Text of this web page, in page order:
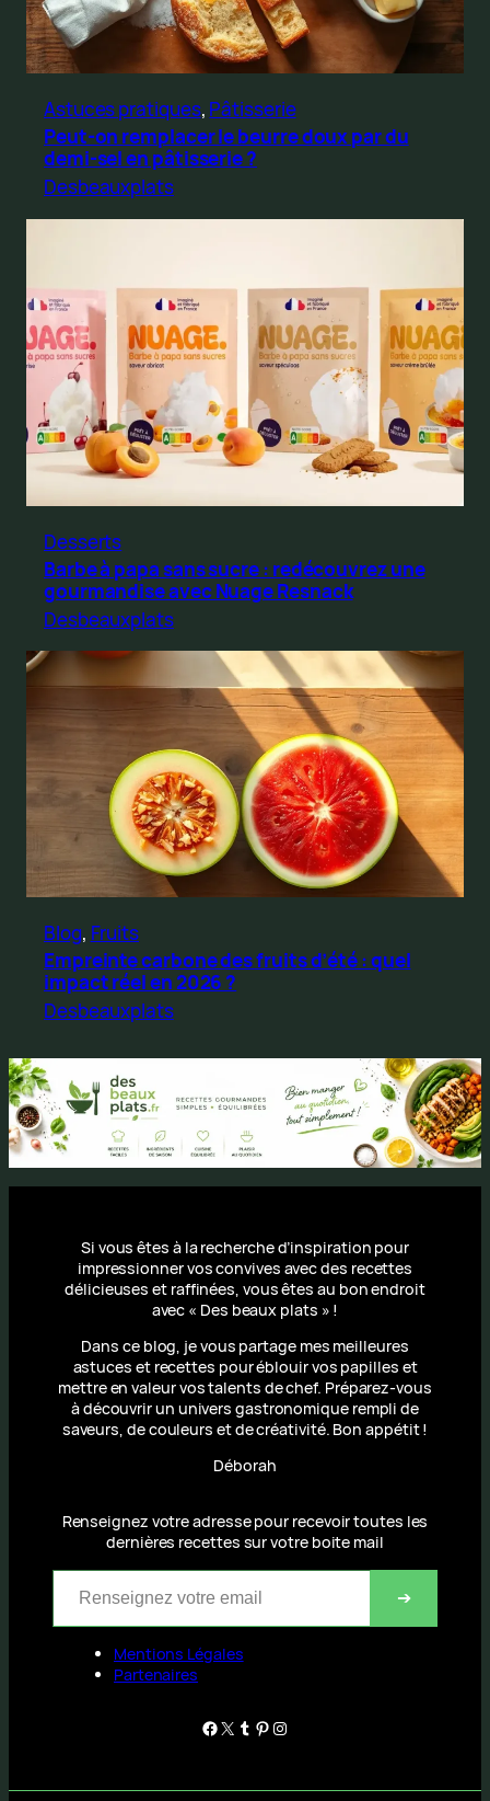
Astuces pratiques, Pâtisserie
Peut-on remplacer le beurre doux par du
demi-sel en pâtisserie ?
Desbeauxplats
Desserts
Barbe à papa sans sucre : redécouvrez une
gourmandise avec Nuage Resnack
Desbeauxplats
Blog, Fruits
Empreinte carbone des fruits d’été : quel
impact réel en 2026 ?
Desbeauxplats
Si vous êtes à la recherche d’inspiration pour
impressionner vos convives avec des recettes
délicieuses et raffinées, vous êtes au bon endroit
avec « Des beaux plats » !
Dans ce blog, je vous partage mes meilleures
astuces et recettes pour éblouir vos papilles et
mettre en valeur vos talents de chef. Préparez-vous
à découvrir un univers gastronomique rempli de
saveurs, de couleurs et de créativité. Bon appétit !
Déborah
Renseignez votre adresse pour recevoir toutes les
dernières recettes sur votre boite mail
Renseignez votre email
➔
Mentions Légales
Partenaires
Facebook
X Tumblr
Pinterest
Instagram